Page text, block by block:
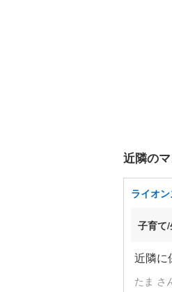
近隣の
ライオ
子育て
近隣に
たま さ